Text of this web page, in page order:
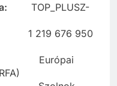
TOP_PLUSZ-
1 219 676 950